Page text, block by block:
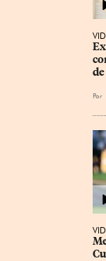
Por